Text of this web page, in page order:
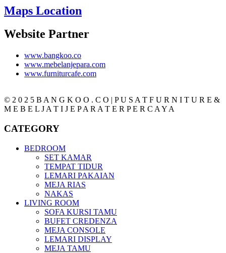
Maps Location
Website Partner
www.bangkoo.co
www.mebelanjepara.com
www.furniturcafe.com
© 2 0 2 5 B A N G K O O . C O | P U S A T F U R N I T U R E &
M E B E L J A T I J E P A R A T E R P E R C A Y A
CATEGORY
BEDROOM
SET KAMAR
TEMPAT TIDUR
LEMARI PAKAIAN
MEJA RIAS
NAKAS
LIVING ROOM
SOFA KURSI TAMU
BUFET CREDENZA
MEJA CONSOLE
LEMARI DISPLAY
MEJA TAMU